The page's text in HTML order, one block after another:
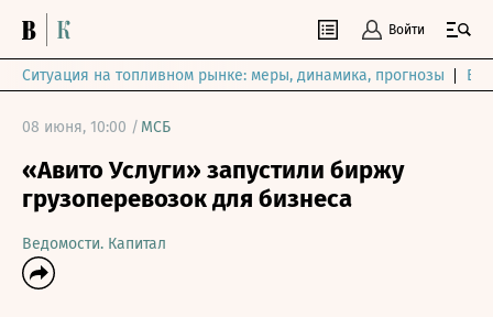
Войти
Ситуация на топливном рынке: меры, динамика, прогнозы
08 июня, 10:00 / МСБ
«Авито Услуги» запустили биржу
грузоперевозок для бизнеса
Ведомости. Капитал